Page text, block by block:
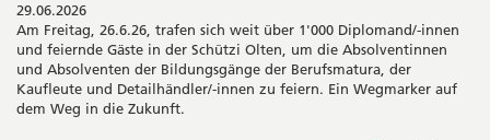
29.06.2026
Am Freitag, 26.6.26, trafen sich weit über 1'000 Diplomand/-innen
und feiernde Gäste in der Schützi Olten, um die Absolventinnen
und Absolventen der Bildungsgänge der Berufsmatura, der
Kaufleute und Detailhändler/-innen zu feiern. Ein Wegmarker auf
dem Weg in die Zukunft.